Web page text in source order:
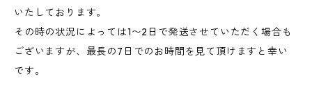
いたしております。
その時の状況によっては1〜2日で発送させていただく場合も
ございますが、最長の7日でのお時間を見て頂けますと幸い
です。